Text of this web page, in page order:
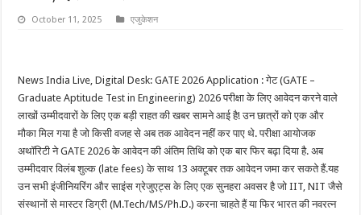
October 11, 2025 एजुकेशन
News India Live, Digital Desk: GATE 2026 Application : गेट (GATE –
Graduate Aptitude Test in Engineering) 2026 परीक्षा के लिए आवेदन करने वाले
लाखों उम्मीदवारों के लिए एक बड़ी राहत की खबर सामने आई है! उन छात्रों को एक और
मौका मिल गया है जो किसी वजह से अब तक आवेदन नहीं कर पाए थे. परीक्षा आयोजक
अथॉरिटी ने GATE 2026 के आवेदन की अंतिम तिथि को एक बार फिर बढ़ा दिया है. अब
उम्मीदवार विलंब शुल्क (late fees) के साथ 13 अक्टूबर तक आवेदन जमा कर सकते हैं.यह
उन सभी इंजीनियरिंग और साइंस ग्रेजुएट्स के लिए एक सुनहरा अवसर है जो IIT, NIT जैसे
संस्थानों से मास्टर डिग्री (M.Tech/MS/Ph.D.) करना चाहते हैं या फिर भारत की नवरत्न